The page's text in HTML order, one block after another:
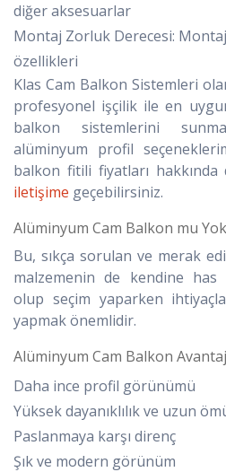
diğer aksesuarlar
Montaj Zorluk Derecesi:
özellikleri
Klas Cam Balkon Sistemleri
profesyonel işçilik ile en
balkon sistemlerini
alüminyum profil
balkon fitili fiyatları
iletişime geçebilirsiniz.
Alüminyum Cam Balkon mu
Bu, sıkça sorulan ve merak
malzemenin de kendine has
olup seçim yaparken
yapmak önemlidir.
Alüminyum Cam Balkon
Daha ince profil görünümü
Yüksek dayanıklılık ve uzun
Paslanmaya karşı direnç
Şık ve modern görünüm